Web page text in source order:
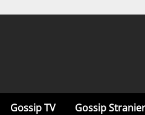
Gossip TV Gossip